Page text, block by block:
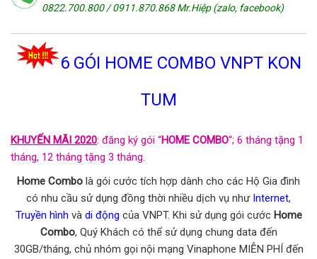
0822.700.800 / 0911.870.868 Mr.Hiệp (zalo, facebook)
6 GÓI HOME COMBO VNPT KON
TUM
KHUYẾN MÃI 2020: đăng ký gói “HOME COMBO“; 6 tháng tặng 1
tháng, 12 tháng tặng 3 tháng.
Home Combo là gói cước tích hợp dành cho các Hộ Gia đình
có nhu cầu sử dụng đồng thời nhiều dịch vụ như Internet,
Truyền hình và di động của VNPT. Khi sử dụng gói cước Home
Combo, Quý Khách có thể sử dụng chung data đến
30GB/tháng, chủ nhóm gọi nội mạng Vinaphone MIỄN PHÍ đến